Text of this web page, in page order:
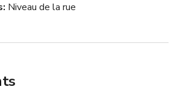
Niveau de la rue